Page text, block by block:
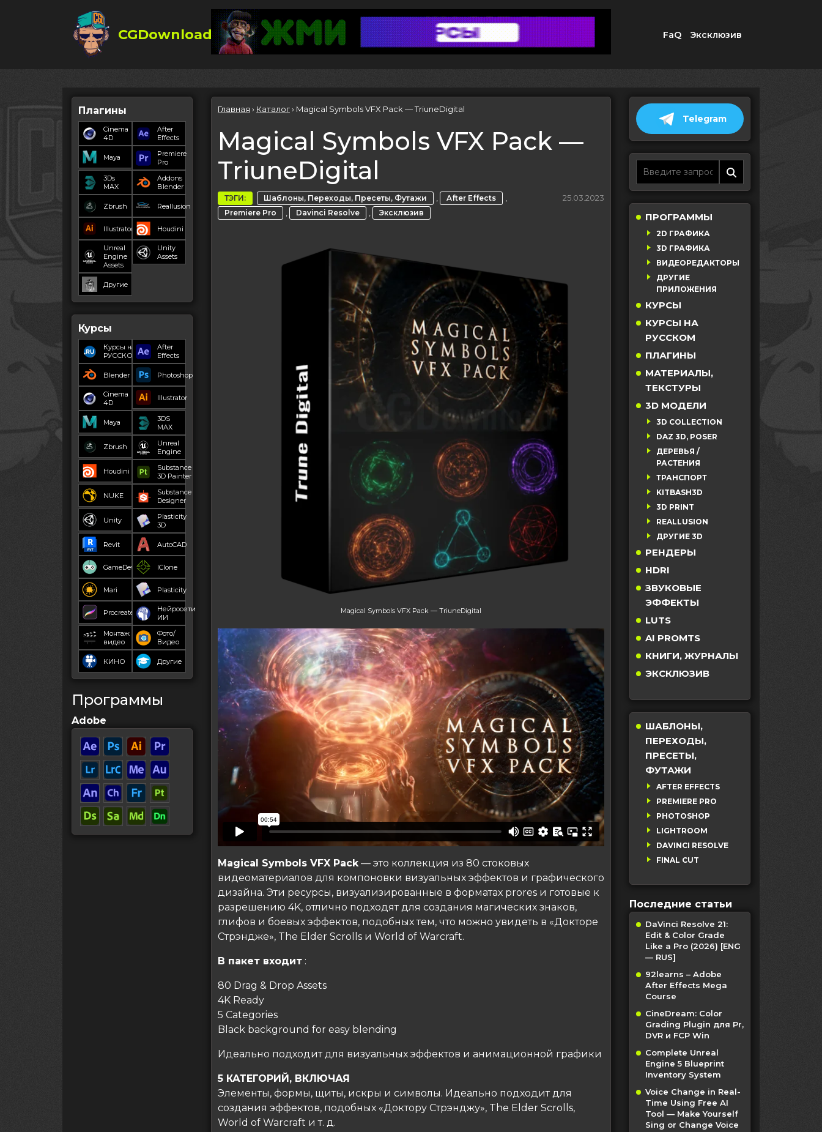
CGDownload FaQ Эксклюзив
Плагины
Cinema
4D
After
Effects
Maya
Premiere
Pro
3Ds
MAX
Addons
Blender
Zbrush Reallusion
Illustrator Houdini
Unreal
Engine
Assets
Unity
Assets
Другие
Курсы
Курсы на
РУССКОМ
After
Effects
Blender Photoshop
Cinema
4D
Illustrator
Maya
3DS
MAX
Zbrush
Unreal
Engine
Houdini
Substance
3D Painter
NUKE
Substance
Designer
Unity
Plasticity
3D
Revit AutoCAD
GameDev IClone
Mari Plasticity
Procreate
Нейросети
ИИ
Монтаж
видео
Фото/
Видео
КИНО Другие
Программы
Adobe
Главная › Каталог› Magical Symbols VFX Pack — TriuneDigital
Magical Symbols VFX Pack —
TriuneDigital
ТЭГИ: Шаблоны, Переходы, Пресеты, Футажи , After Effects ,
Premiere Pro , Davinci Resolve , Эксклюзив
25.03.2023
Magical Symbols VFX Pack — TriuneDigital
Magical Symbols VFX Pack — это коллекция из 80 стоковых
видеоматериалов для компоновки визуальных эффектов и графического
дизайна. Эти ресурсы, визуализированные в форматах prores и готовые к
разрешению 4K, отлично подходят для создания магических знаков,
глифов и боевых эффектов, подобных тем, что можно увидеть в «Докторе
Стрэндже», The Elder Scrolls и World of Warcraft.
В пакет входит :
80 Drag & Drop Assets
4K Ready
5 Categories
Black background for easy blending
Идеально подходит для визуальных эффектов и анимационной графики
5 КАТЕГОРИЙ, ВКЛЮЧАЯ
Элементы, формы, щиты, искры и символы. Идеально подходит для
создания эффектов, подобных «Доктору Стрэнджу», The Elder Scrolls,
World of Warcraft и т. д.
Telegram
ПРОГРАММЫ
2D ГРАФИКА
3D ГРАФИКА
ВИДЕОРЕДАКТОРЫ
ДРУГИЕ
ПРИЛОЖЕНИЯ
КУРСЫ
КУРСЫ НА
РУССКОМ
ПЛАГИНЫ
МАТЕРИАЛЫ,
ТЕКСТУРЫ
3D МОДЕЛИ
3D COLLECTION
DAZ 3D, POSER
ДЕРЕВЬЯ /
РАСТЕНИЯ
ТРАНСПОРТ
KITBASH3D
3D PRINT
REALLUSION
ДРУГИЕ 3D
РЕНДЕРЫ
HDRI
ЗВУКОВЫЕ
ЭФФЕКТЫ
LUTS
AI PROMTS
КНИГИ, ЖУРНАЛЫ
ЭКСКЛЮЗИВ
ШАБЛОНЫ,
ПЕРЕХОДЫ,
ПРЕСЕТЫ,
ФУТАЖИ
AFTER EFFECTS
PREMIERE PRO
PHOTOSHOP
LIGHTROOM
DAVINCI RESOLVE
FINAL CUT
Последние статьи
DaVinci Resolve 21:
Edit & Color Grade
Like a Pro (2026) [ENG
— RUS]
92learns – Adobe
After Effects Mega
Course
CineDream: Color
Grading Plugin для Pr,
DVR и FCP Win
Complete Unreal
Engine 5 Blueprint
Inventory System
Voice Change in Real-
Time Using Free AI
Tool — Make Yourself
Sing or Change Voice